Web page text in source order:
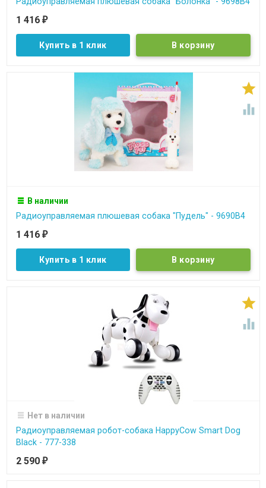
1 416 ₽
Купить в 1 клик


В наличии
Радиоуправляемая плюшевая собака "Пудель" - 9690B4
1 416 ₽
Купить в 1 клик


Нет в наличии
Радиоуправляемая робот-собака HappyCow Smart Dog
Black - 777-338
2 590 ₽